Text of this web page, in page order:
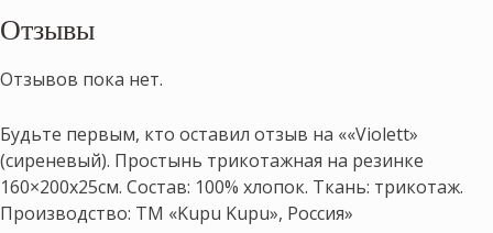
Отзывы
Отзывов пока нет.
Будьте первым, кто оставил отзыв на ««Violett»
(сиреневый). Простынь трикотажная на резинке
160×200х25см. Состав: 100% хлопок. Ткань: трикотаж.
Производство: ТМ «Kupu Kupu», Россия»